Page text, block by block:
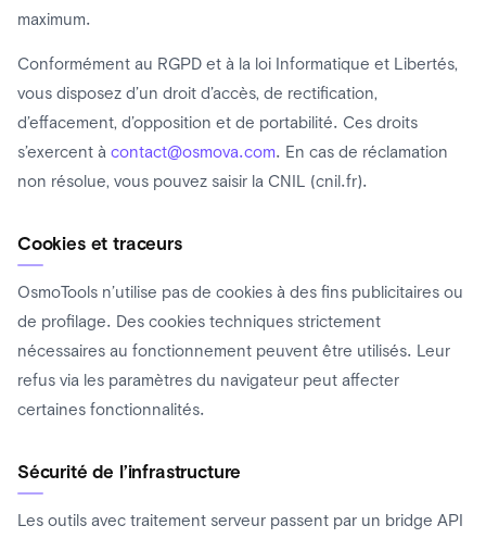
maximum.
Conformément au RGPD et à la loi Informatique et Libertés,
vous disposez d’un droit d’accès, de rectification,
d’effacement, d’opposition et de portabilité. Ces droits
s’exercent à contact@osmova.com. En cas de réclamation
non résolue, vous pouvez saisir la CNIL (cnil.fr).
Cookies et traceurs
OsmoTools n’utilise pas de cookies à des fins publicitaires ou
de profilage. Des cookies techniques strictement
nécessaires au fonctionnement peuvent être utilisés. Leur
refus via les paramètres du navigateur peut affecter
certaines fonctionnalités.
Sécurité de l’infrastructure
Les outils avec traitement serveur passent par un bridge API